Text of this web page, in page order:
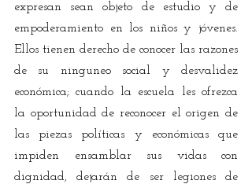
expresan sean objeto de estudio y de
empoderamiento en los niños y jóvenes.
Ellos tienen derecho de conocer las razones
de su ninguneo social y desvalidez
económica; cuando la escuela les ofrezca
la oportunidad de reconocer el origen de
las piezas políticas y económicas que
impiden ensamblar sus vidas con
dignidad, dejarán de ser legiones de